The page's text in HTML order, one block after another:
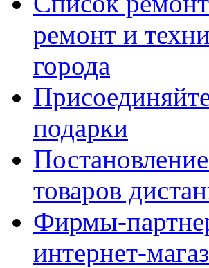
ремонт и
города
подарки
товаров
Фирмы-
интернет-